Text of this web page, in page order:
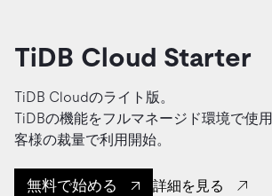
TiDB Cloud Starter
TiDB Cloudのライト版。
TiDBの機能をフルマネージド環境で使
客様の裁量で利用開始。
無料で始める 詳細を見る